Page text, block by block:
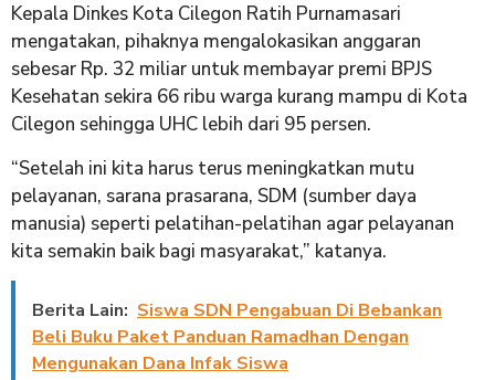
Kepala Dinkes Kota Cilegon Ratih Purnamasari
mengatakan, pihaknya mengalokasikan anggaran
sebesar Rp. 32 miliar untuk membayar premi BPJS
Kesehatan sekira 66 ribu warga kurang mampu di Kota
Cilegon sehingga UHC lebih dari 95 persen.
“Setelah ini kita harus terus meningkatkan mutu
pelayanan, sarana prasarana, SDM (sumber daya
manusia) seperti pelatihan-pelatihan agar pelayanan
kita semakin baik bagi masyarakat,” katanya.
Berita Lain: Siswa SDN Pengabuan Di Bebankan
Beli Buku Paket Panduan Ramadhan Dengan
Mengunakan Dana Infak Siswa